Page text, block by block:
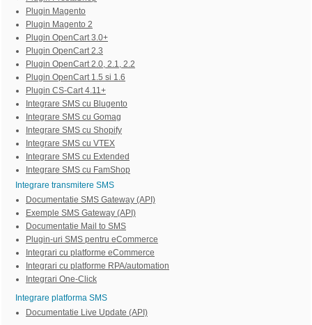
Plugin Magento
Plugin Magento 2
Plugin OpenCart 3.0+
Plugin OpenCart 2.3
Plugin OpenCart 2.0, 2.1, 2.2
Plugin OpenCart 1.5 si 1.6
Plugin CS-Cart 4.11+
Integrare SMS cu Blugento
Integrare SMS cu Gomag
Integrare SMS cu Shopify
Integrare SMS cu VTEX
Integrare SMS cu Extended
Integrare SMS cu FamShop
Integrare transmitere SMS
Documentatie SMS Gateway (API)
Exemple SMS Gateway (API)
Documentatie Mail to SMS
Plugin-uri SMS pentru eCommerce
Integrari cu platforme eCommerce
Integrari cu platforme RPA/automation
Integrari One-Click
Integrare platforma SMS
Documentatie Live Update (API)